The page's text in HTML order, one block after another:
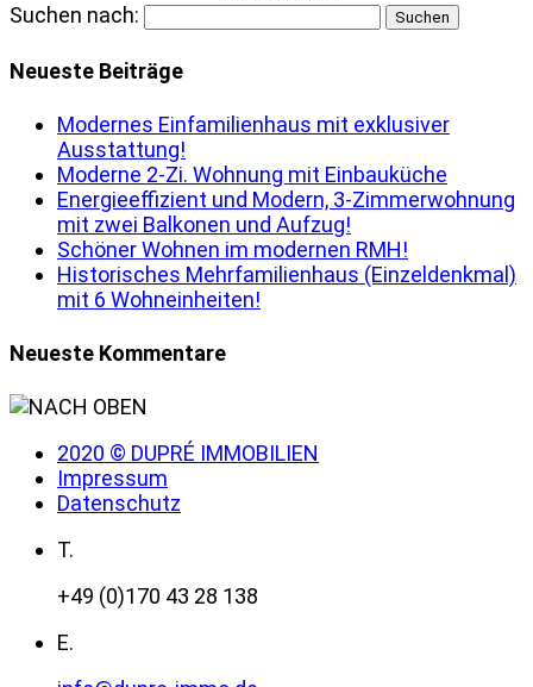
Suchen nach:
Neueste Beiträge
Modernes Einfamilienhaus mit exklusiver
Ausstattung!
Moderne 2-Zi. Wohnung mit Einbauküche
Energieeffizient und Modern, 3-Zimmerwohnung
mit zwei Balkonen und Aufzug!
Schöner Wohnen im modernen RMH!
Historisches Mehrfamilienhaus (Einzeldenkmal)
mit 6 Wohneinheiten!
Neueste Kommentare
2020 © DUPRÉ IMMOBILIEN
Impressum
Datenschutz
T.
+49 (0)170 43 28 138
E.